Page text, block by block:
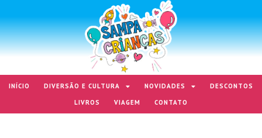
INÍCIO DIVERSÃO E CULTURA NOVIDADES
DESCONTOS
LIVROS
VIAGEM CONTATO